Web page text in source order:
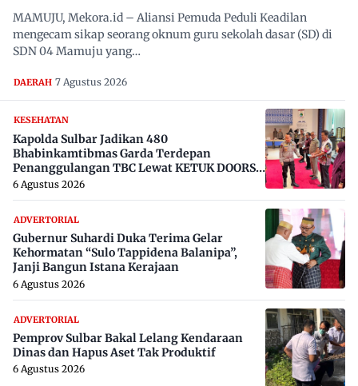
MAMUJU, Mekora.id – Aliansi Pemuda Peduli Keadilan
mengecam sikap seorang oknum guru sekolah dasar (SD) di
SDN 04 Mamuju yang…
DAERAH 7 Agustus 2026
KESEHATAN
Kapolda Sulbar Jadikan 480
Bhabinkamtibmas Garda Terdepan
Penanggulangan TBC Lewat KETUK DOORS
di 650 Desa
6 Agustus 2026
ADVERTORIAL
Gubernur Suhardi Duka Terima Gelar
Kehormatan “Sulo Tappidena Balanipa”,
Janji Bangun Istana Kerajaan
6 Agustus 2026
ADVERTORIAL
Pemprov Sulbar Bakal Lelang Kendaraan
Dinas dan Hapus Aset Tak Produktif
6 Agustus 2026